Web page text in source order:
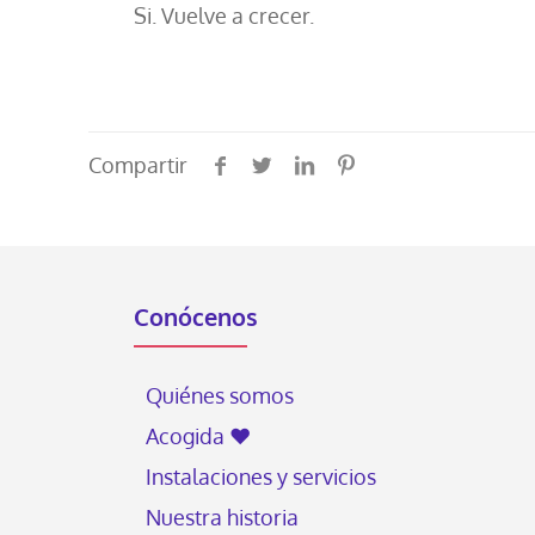
Si. Vuelve a crecer.
Compartir
Conócenos
Quiénes somos
Acogida ♥
Instalaciones y servicios
Nuestra historia